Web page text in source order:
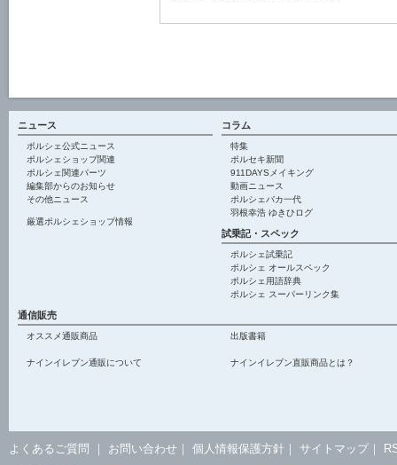
ニュース
ポルシェ公式ニュース
ポルシェショップ関連
ポルシェ関連パーツ
編集部からのお知らせ
その他ニュース
厳選ポルシェショップ情報
コラム
特集
ポルセキ新聞
911DAYSメイキング
動画ニュース
ポルシェバカ一代
羽根幸浩 ゆきひログ
試乗記・スペック
ポルシェ試乗記
ポルシェ オールスペック
ポルシェ用語辞典
ポルシェ スーパーリンク集
通信販売
オススメ通販商品 出版書籍
ナインイレブン通販について ナインイレブン直販商品とは？
よくあるご質問 ｜ お問い合わせ ｜ 個人情報保護方針 ｜ サイトマップ｜